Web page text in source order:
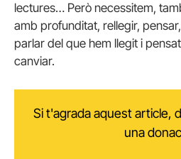
lectures… Però necessitem,
amb profunditat, rellegir,
parlar del que hem llegit i
canviar.
Si t'agrada aquest article,
una